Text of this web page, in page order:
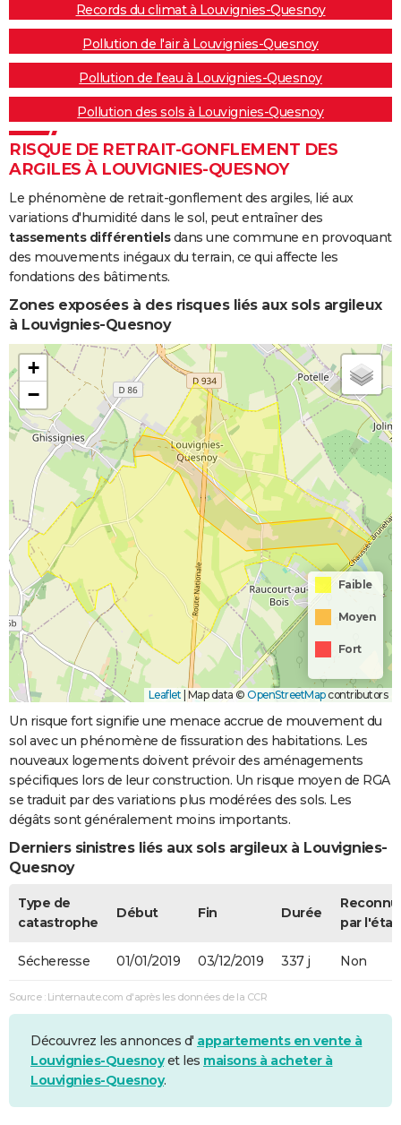
Records du climat à Louvignies-Quesnoy
Pollution de l'air à Louvignies-Quesnoy
Pollution de l'eau à Louvignies-Quesnoy
Pollution des sols à Louvignies-Quesnoy
RISQUE DE RETRAIT-GONFLEMENT DES
ARGILES À LOUVIGNIES-QUESNOY
Le phénomène de retrait-gonflement des argiles, lié aux
variations d'humidité dans le sol, peut entraîner des
tassements différentielsdans une commune en provoquant
des mouvements inégaux du terrain, ce qui affecte les
fondations des bâtiments.
Zones exposées à des risques liés aux sols argileux
à Louvignies-Quesnoy
+
−
Faible
Moyen
Fort
Leaflet | Map data © OpenStreetMapcontributors
Un risque fort signifie une menace accrue de mouvement du
sol avec un phénomène de fissuration des habitations. Les
nouveaux logements doivent prévoir des aménagements
spécifiques lors de leur construction. Un risque moyen de RGA
se traduit par des variations plus modérées des sols. Les
dégâts sont généralement moins importants.
Derniers sinistres liés aux sols argileux à Louvignies-
Quesnoy
Type de
catastrophe
Début Fin Durée
par l'état
Sécheresse 01/01/2019 03/12/2019 337 j Non
Source : Linternaute.com d'après les données de la CCR
Découvrez les annonces d' appartements en vente à
Louvignies-Quesnoyet les maisons à acheter à
Louvignies-Quesnoy.